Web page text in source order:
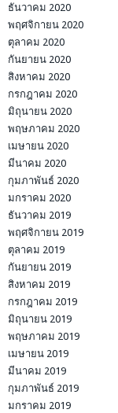
ธันวาคม 2020
พฤศจิกายน 2020
ตุลาคม 2020
กันยายน 2020
สิงหาคม 2020
กรกฎาคม 2020
มิถุนายน 2020
พฤษภาคม 2020
เมษายน 2020
มีนาคม 2020
กุมภาพันธ์ 2020
มกราคม 2020
ธันวาคม 2019
พฤศจิกายน 2019
ตุลาคม 2019
กันยายน 2019
สิงหาคม 2019
กรกฎาคม 2019
มิถุนายน 2019
พฤษภาคม 2019
เมษายน 2019
มีนาคม 2019
กุมภาพันธ์ 2019
มกราคม 2019